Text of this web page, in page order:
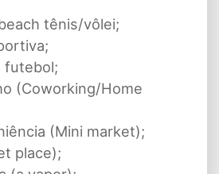
tênis/vôlei;
futebol;
(Coworking/Home
(Mini market);
place);